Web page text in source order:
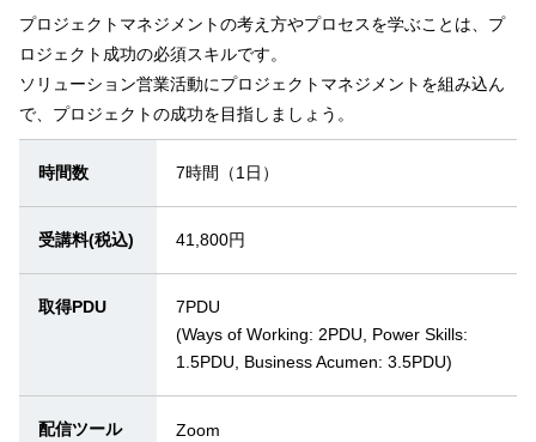
プロジェクトマネジメントの考え方やプロセスを学ぶことは、プ
ロジェクト成功の必須スキルです。
ソリューション営業活動にプロジェクトマネジメントを組み込ん
で、プロジェクトの成功を目指しましょう。
時間数 7時間（1日）
受講料(税込) 41,800円
取得PDU
7PDU
(Ways of Working: 2PDU, Power Skills:
1.5PDU, Business Acumen: 3.5PDU)
配信ツール Zoom